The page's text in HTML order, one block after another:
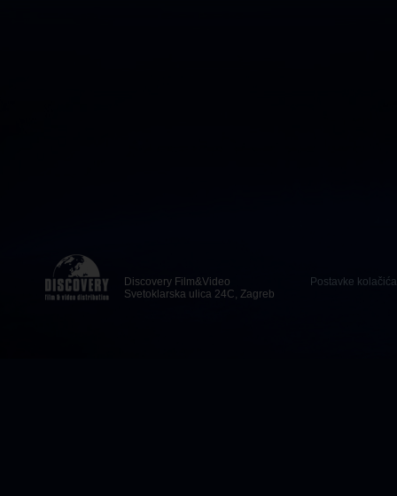
Discovery Film&Video
Svetoklarska ulica 24C, Zagreb
Postavke kolačića